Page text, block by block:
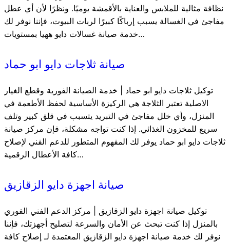
نظافة مثالية للملابس والعناية بالأقمشة يوميًا. ونظرًا لأن أي عطل
مفاجئ في الغسالة يسبب إرباكًا كبيرًا لربات البيوت، فإننا نوفر لك
خدمة صيانة غسالات دايو ههيا بمستويات…
صيانة ثلاجات دايو ابو حماد
توكيل ثلاجات دايو ابو حماد | خدمة الصيانة الفورية وقطع الغيار
الاصلية تعتبر الثلاجة هي الركيزة الأساسية لحفظ الأطعمة في
المنزل، وأي خلل مفاجئ في التبريد يتسبب في قلق كبير وتلف
سريع للمخزون الغذائي. إذا كنت تواجه مشكلة، فإن مركز صيانة
ثلاجات دايو ابو حماد يوفر لك المفهوم المتطور للدعم الفني لإصلاح
كافة الأعطال الرقمية…
صيانة اجهزة دايو الزقازيق
توكيل صيانة اجهزة دايو الزقازيق | مركز الدعم الفني الفوري
بالمنزل إذا كنت تبحث عن الأمان والسرعة لتصليح أجهزتك، فإننا
نوفر لك خدمة صيانة اجهزة دايو الزقازيق المعتمدة لـ إصلاح كافة